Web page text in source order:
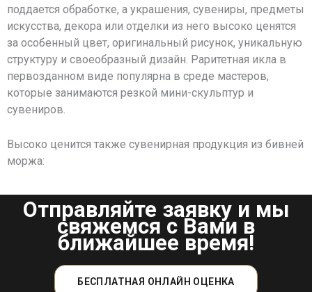
поддается обработке, а украшения, сувениры, предметы
искусства, декора или отделки из него высоко ценятся
за особенный цвет, оригинальный рисунок, уникальную
структуру и своеобразный дизайн. Раритетная икла в
первозданном виде популярна в среде мастеров,
которые занимаются резкой мини-скульптур и
сувениров.
Высоко ценится также сувенирная продукция из бивней
моржа:
Отправляйте заявку и мы
свяжемся с Вами в
ближайшее время!
БЕСПЛАТНАЯ ОНЛАЙН ОЦЕНКА